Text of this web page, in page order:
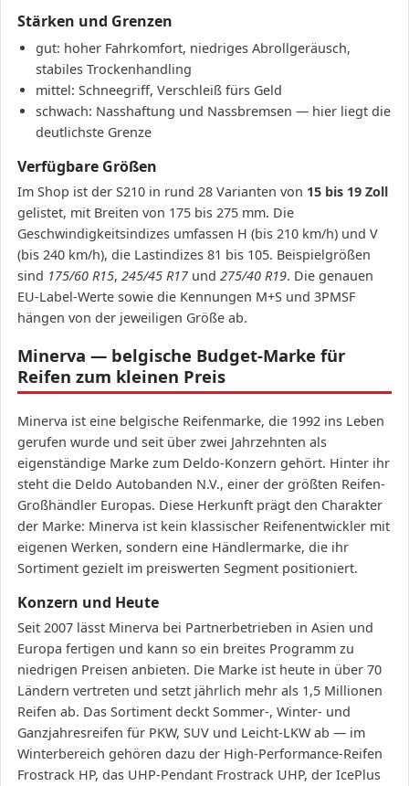
Stärken und Grenzen
gut: hoher Fahrkomfort, niedriges Abrollgeräusch,
stabiles Trockenhandling
mittel: Schneegriff, Verschleiß fürs Geld
schwach: Nasshaftung und Nassbremsen — hier liegt die
deutlichste Grenze
Verfügbare Größen
Im Shop ist der S210 in rund 28 Varianten von 15 bis 19 Zoll
gelistet, mit Breiten von 175 bis 275 mm. Die
Geschwindigkeitsindizes umfassen H (bis 210 km/h) und V
(bis 240 km/h), die Lastindizes 81 bis 105. Beispielgrößen
sind 175/60 R15, 245/45 R17 und 275/40 R19. Die genauen
EU-Label-Werte sowie die Kennungen M+S und 3PMSF
hängen von der jeweiligen Größe ab.
Minerva — belgische Budget-Marke für
Reifen zum kleinen Preis
Minerva ist eine belgische Reifenmarke, die 1992 ins Leben
gerufen wurde und seit über zwei Jahrzehnten als
eigenständige Marke zum Deldo-Konzern gehört. Hinter ihr
steht die Deldo Autobanden N.V., einer der größten Reifen-
Großhändler Europas. Diese Herkunft prägt den Charakter
der Marke: Minerva ist kein klassischer Reifenentwickler mit
eigenen Werken, sondern eine Händlermarke, die ihr
Sortiment gezielt im preiswerten Segment positioniert.
Konzern und Heute
Seit 2007 lässt Minerva bei Partnerbetrieben in Asien und
Europa fertigen und kann so ein breites Programm zu
niedrigen Preisen anbieten. Die Marke ist heute in über 70
Ländern vertreten und setzt jährlich mehr als 1,5 Millionen
Reifen ab. Das Sortiment deckt Sommer-, Winter- und
Ganzjahresreifen für PKW, SUV und Leicht-LKW ab — im
Winterbereich gehören dazu der High-Performance-Reifen
Frostrack HP, das UHP-Pendant Frostrack UHP, der IcePlus